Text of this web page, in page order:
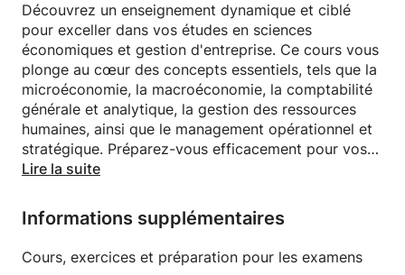
Découvrez un enseignement dynamique et ciblé
pour exceller dans vos études en sciences
économiques et gestion d'entreprise. Ce cours vous
plonge au cœur des concepts essentiels, tels que la
microéconomie, la macroéconomie, la comptabilité
générale et analytique, la gestion des ressources
humaines, ainsi que le management opérationnel et
stratégique. Préparez-vous efficacement pour vos
examens et projets grâce à des leçons sur mesure,
d'apprentissage. Profitez de la flexibilité des cours à
domicile ou en ligne via vidéo, pour un
apprentissage où que vous soyez.
Lire la suite
Informations supplémentaires
Cours, exercices et préparation pour les examens